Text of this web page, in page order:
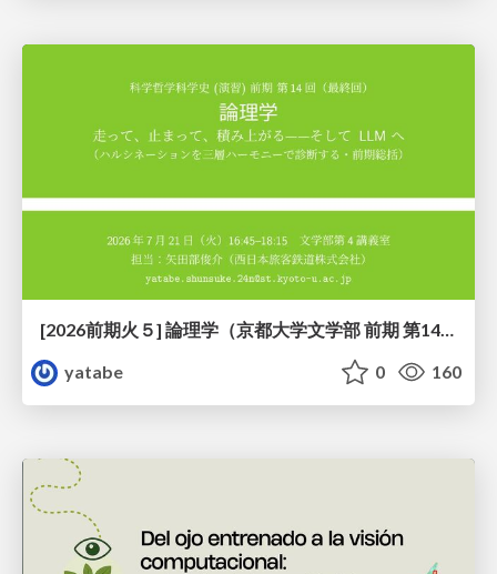
[2026前期火５] 論理学（京都大学文学部 前期 第14回）「計算は、証明ではない——ハルシネーションを三層ハーモニーで診る」
yatabe
0 160